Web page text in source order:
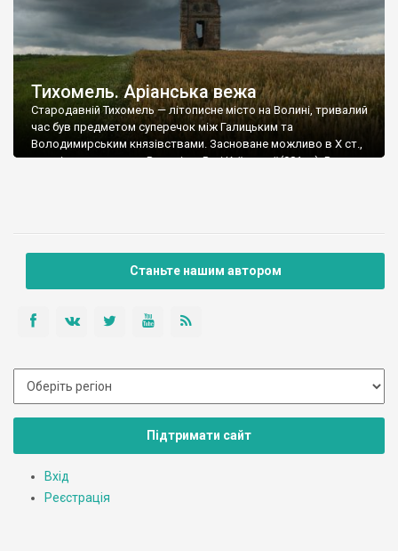
Тихомель. Аріанська вежа
Стародавній Тихомель — літописне місто на Волині, тривалий
час був предметом суперечок між Галицьким та
Володимирським князівствами. Засноване можливо в Х ст.,
в період приєднання Волині до Русі Київської (981 р.). Вперше
Станьте нашим автором
Підтримати сайт
Вхід
Реєстрація